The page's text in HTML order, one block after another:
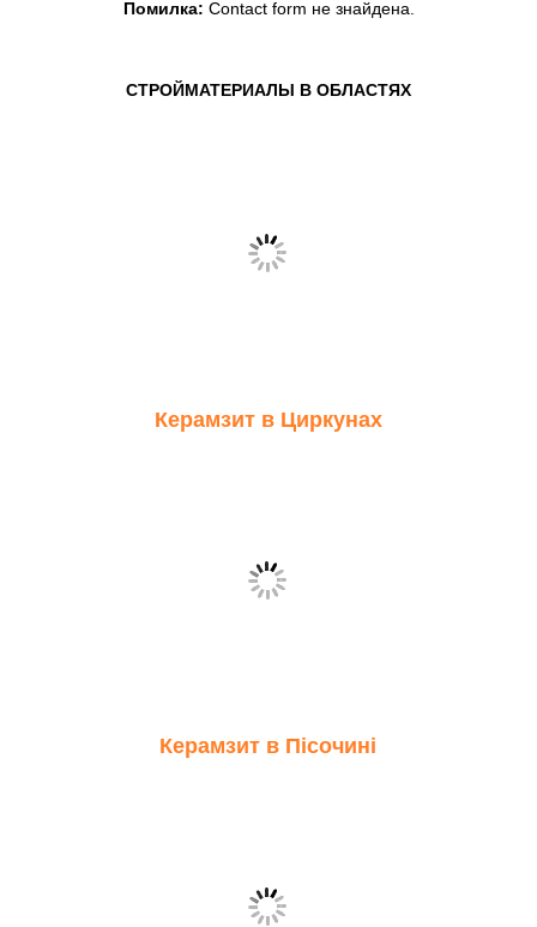
Помилка: Contact form не знайдена.
СТРОЙМАТЕРИАЛЫ В ОБЛАСТЯХ
Керамзит в Циркунах
Керамзит в Пісочині